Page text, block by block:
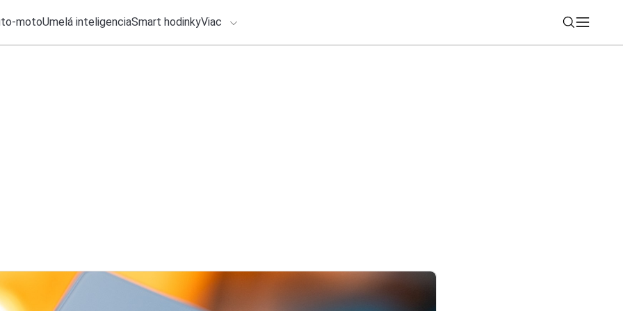
motoUmelá inteligenciaSmart hodinkyViac